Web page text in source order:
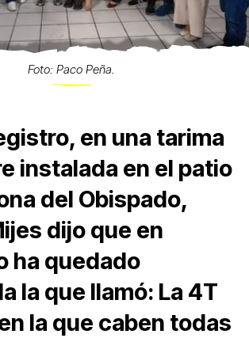
Foto: Paco Peña.
en una tarima
instalada en el patio
del Obispado,
dijo que en
ha quedado
la que llamó: La 4T
la que caben todas